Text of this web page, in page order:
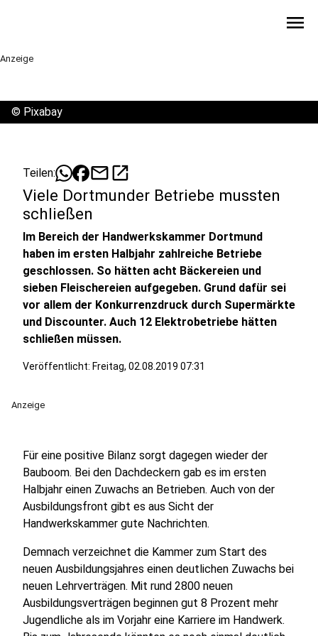
menu
Anzeige
© Pixabay
Teilen: mailopen_in_new
Viele Dortmunder Betriebe mussten
schließen
Im Bereich der Handwerkskammer Dortmund
haben im ersten Halbjahr zahlreiche Betriebe
geschlossen. So hätten acht Bäckereien und
sieben Fleischereien aufgegeben. Grund dafür sei
vor allem der Konkurrenzdruck durch Supermärkte
und Discounter. Auch 12 Elektrobetriebe hätten
schließen müssen.
Veröffentlicht: Freitag, 02.08.2019 07:31
Anzeige
Für eine positive Bilanz sorgt dagegen wieder der
Bauboom. Bei den Dachdeckern gab es im ersten
Halbjahr einen Zuwachs an Betrieben. Auch von der
Ausbildungsfront gibt es aus Sicht der
Handwerkskammer gute Nachrichten.
Demnach verzeichnet die Kammer zum Start des
neuen Ausbildungsjahres einen deutlichen Zuwachs bei
neuen Lehrverträgen. Mit rund 2800 neuen
Ausbildungsverträgen beginnen gut 8 Prozent mehr
Jugendliche als im Vorjahr eine Karriere im Handwerk.